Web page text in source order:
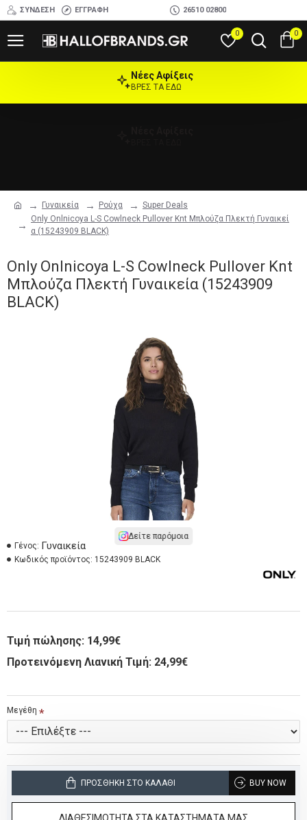
ΣΎΝΔΕΣΗ ΕΓΓΡΑΦΉ 26510 02800
0 0
Γυναικεία Ρούχα
Super Deals
Only Onlnicoya L-S Cowlneck Pullover Knt Μπλούζα Πλεκτή Γυναικεί
α (15243909 BLACK)
Νέες Αφίξεις
ΒΡΕΣ ΤΑ ΕΔΩ
Only Onlnicoya L-S Cowlneck Pullover Knt
Μπλούζα Πλεκτή Γυναικεία (15243909
BLACK)
Δείτε παρόμοια
Γένος: Γυναικεία
Κωδικός προϊόντος: 15243909 BLACK
Τιμή πώλησης: 14,99€
Προτεινόμενη Λιανική Τιμή: 24,99€
Μεγέθη
ΠΡΟΣΘΉΚΗ ΣΤΟ ΚΑΛΆΘΙ BUY NOW